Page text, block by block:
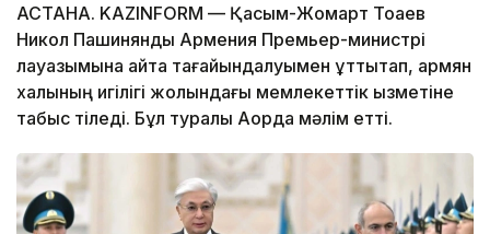
АСТАНА. KAZINFORM — Қасым-Жомарт Тоқаев
Никол Пашинянды Армения Премьер-министрі
лауазымына қайта тағайындалуымен құттықтап, армян
халқының игілігі жолындағы мемлекеттік қызметіне
табыс тіледі. Бұл туралы Ақорда мәлім етті.